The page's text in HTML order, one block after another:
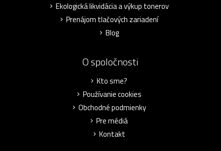
Ekologická likvidácia a výkup tonerov
Prenájom tlačových zariadení
Blog
O spoločnosti
Kto sme?
Používanie cookies
Obchodné podmienky
Pre médiá
Kontakt